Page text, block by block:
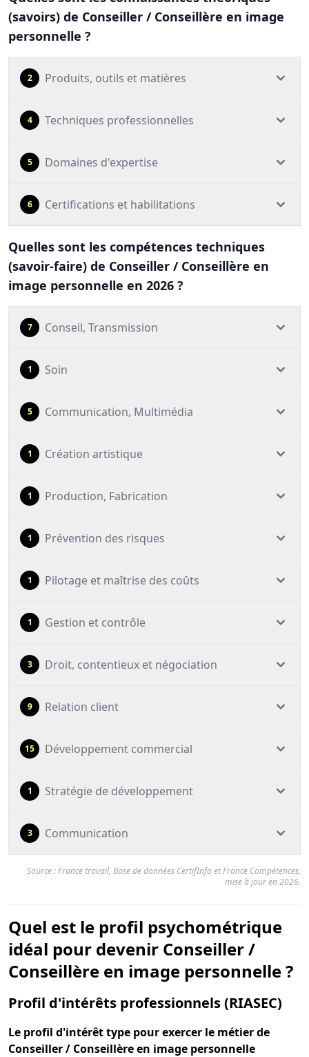
(savoirs) de Conseiller / Conseillère en image
personnelle ?
2 Produits, outils et matières
4 Techniques professionnelles
5 Domaines d'expertise
6 Certifications et habilitations
Quelles sont les compétences techniques
(savoir-faire) de Conseiller / Conseillère en
image personnelle en 2026 ?
7 Conseil, Transmission
1 Soin
5 Communication, Multimédia
1 Création artistique
1 Production, Fabrication
1 Prévention des risques
1 Pilotage et maîtrise des coûts
1 Gestion et contrôle
3 Droit, contentieux et négociation
9 Relation client
15 Développement commercial
1 Stratégie de développement
3 Communication
Source : France travail, Base de données CertifInfo et France Compétences,
mise à jour en 2026.
Quel est le profil psychométrique
idéal pour devenir Conseiller /
Conseillère en image personnelle ?
Profil d'intérêts professionnels (RIASEC)
Le profil d'intérêt type pour exercer le métier de
Conseiller / Conseillère en image personnelle